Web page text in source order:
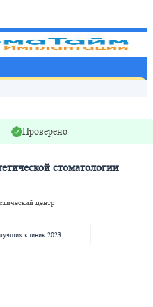
Проверено
стоматологии
центр
клиник 2023